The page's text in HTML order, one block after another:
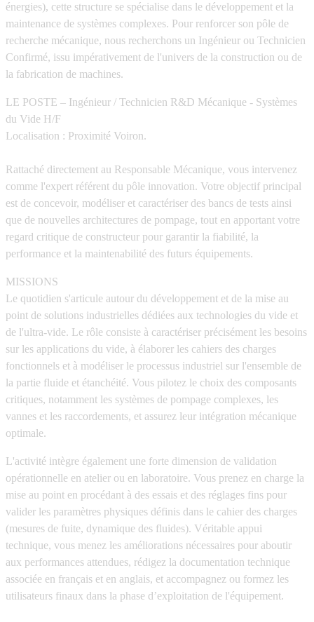
énergies), cette structure se spécialise dans le développement et la
maintenance de systèmes complexes. Pour renforcer son pôle de
recherche mécanique, nous recherchons un Ingénieur ou Technicien
Confirmé, issu impérativement de l'univers de la construction ou de
la fabrication de machines.
LE POSTE – Ingénieur / Technicien R&D Mécanique - Systèmes
du Vide H/F
Localisation : Proximité Voiron.
Rattaché directement au Responsable Mécanique, vous intervenez
comme l'expert référent du pôle innovation. Votre objectif principal
est de concevoir, modéliser et caractériser des bancs de tests ainsi
que de nouvelles architectures de pompage, tout en apportant votre
regard critique de constructeur pour garantir la fiabilité, la
performance et la maintenabilité des futurs équipements.
MISSIONS
Le quotidien s'articule autour du développement et de la mise au
point de solutions industrielles dédiées aux technologies du vide et
de l'ultra-vide. Le rôle consiste à caractériser précisément les besoins
sur les applications du vide, à élaborer les cahiers des charges
fonctionnels et à modéliser le processus industriel sur l'ensemble de
la partie fluide et étanchéité. Vous pilotez le choix des composants
critiques, notamment les systèmes de pompage complexes, les
vannes et les raccordements, et assurez leur intégration mécanique
optimale.
L'activité intègre également une forte dimension de validation
opérationnelle en atelier ou en laboratoire. Vous prenez en charge la
mise au point en procédant à des essais et des réglages fins pour
valider les paramètres physiques définis dans le cahier des charges
(mesures de fuite, dynamique des fluides). Véritable appui
technique, vous menez les améliorations nécessaires pour aboutir
aux performances attendues, rédigez la documentation technique
associée en français et en anglais, et accompagnez ou formez les
utilisateurs finaux dans la phase d’exploitation de l'équipement.